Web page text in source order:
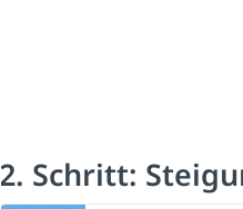
2. Schritt: